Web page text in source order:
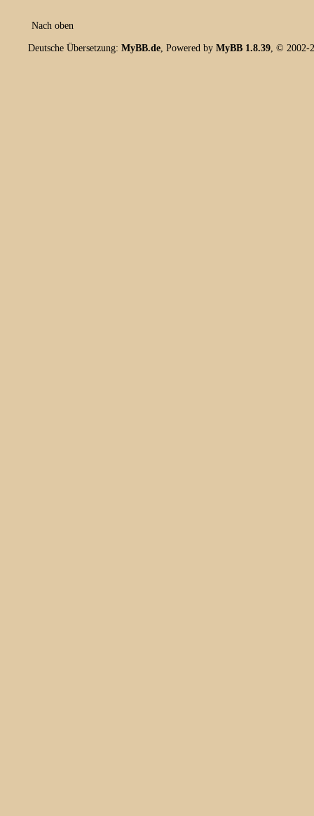
Nach oben
Deutsche Übersetzung: MyBB.de, Powered by MyBB 1.8.39, © 2002-